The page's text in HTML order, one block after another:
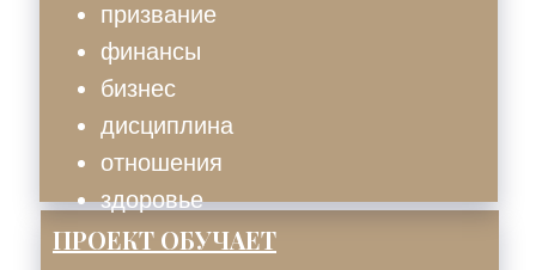
призвание
финансы
бизнес
дисциплина
отношения
здоровье
ПРОЕКТ ОБУЧАЕТ